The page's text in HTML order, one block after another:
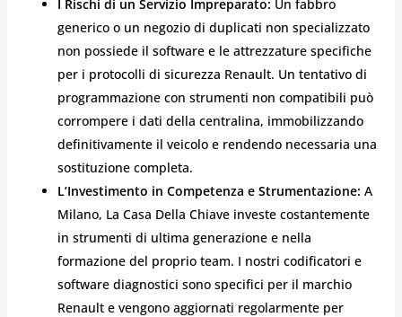
I Rischi di un Servizio Impreparato: Un fabbro
generico o un negozio di duplicati non specializzato
non possiede il software e le attrezzature specifiche
per i protocolli di sicurezza Renault. Un tentativo di
programmazione con strumenti non compatibili può
corrompere i dati della centralina, immobilizzando
definitivamente il veicolo e rendendo necessaria una
sostituzione completa.
L’Investimento in Competenza e Strumentazione: A
Milano, La Casa Della Chiave investe costantemente
in strumenti di ultima generazione e nella
formazione del proprio team. I nostri codificatori e
software diagnostici sono specifici per il marchio
Renault e vengono aggiornati regolarmente per